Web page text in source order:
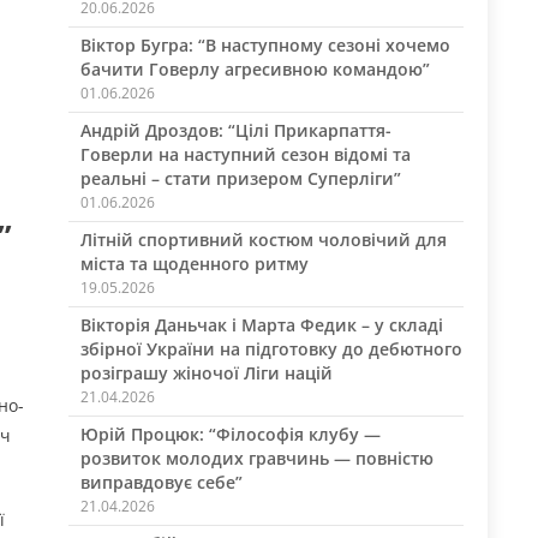
20.06.2026
Віктор Бугра: “В наступному сезоні хочемо
бачити Говерлу агресивною командою”
01.06.2026
Андрій Дроздов: “Цілі Прикарпаття-
Говерли на наступний сезон відомі та
реальні – стати призером Суперліги”
01.06.2026
Літній спортивний костюм чоловічий для
міста та щоденного ритму
19.05.2026
Вікторія Даньчак і Марта Федик – у складі
збірної України на підготовку до дебютного
розіграшу жіночої Ліги націй
21.04.2026
Юрій Процюк: “Філософія клубу —
розвиток молодих гравчинь — повністю
виправдовує себе”
21.04.2026